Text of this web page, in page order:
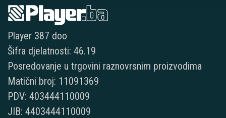
Player 387 doo
Šifra djelatnosti: 46.19
Posredovanje u trgovini raznovrsnim proizvodima
Matični broj: 11091369
PDV: 403444110009
JIB: 4403444110009